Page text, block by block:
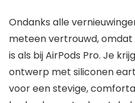
Ondanks alle
meteen vertrouwd,
is als bij AirPods Pro. Je
ontwerp met siliconen
voor een stevige,